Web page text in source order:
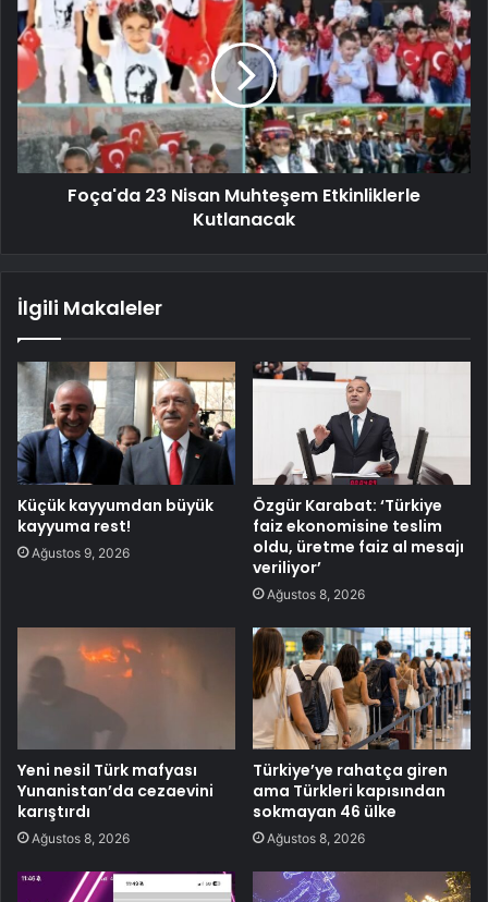
Foça'da 23 Nisan Muhteşem Etkinliklerle
Kutlanacak
İlgili Makaleler
Küçük kayyumdan büyük
kayyuma rest!
Ağustos 9, 2026
Özgür Karabat: ‘Türkiye
faiz ekonomisine teslim
oldu, üretme faiz al mesajı
veriliyor’
Ağustos 8, 2026
Yeni nesil Türk mafyası
Yunanistan’da cezaevini
karıştırdı
Ağustos 8, 2026
Türkiye’ye rahatça giren
ama Türkleri kapısından
sokmayan 46 ülke
Ağustos 8, 2026